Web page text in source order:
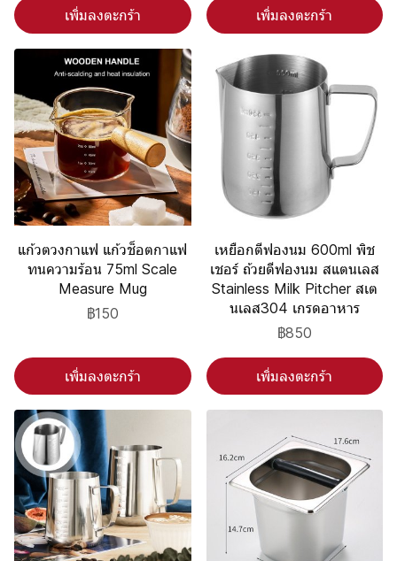
เพิ่มลงตะกร้า เพิ่มลงตะกร้า
แก้วตวงกาแฟ แก้วช็อตกาแฟ
ทนความร้อน 75ml Scale
Measure Mug
฿150
เพิ่มลงตะกร้า
เหยือกตีฟองนม 600ml พิช
เชอร์ ถ้วยตีฟองนม สแตนเลส
Stainless Milk Pitcher สเต
นเลส304 เกรดอาหาร
฿850
เพิ่มลงตะกร้า